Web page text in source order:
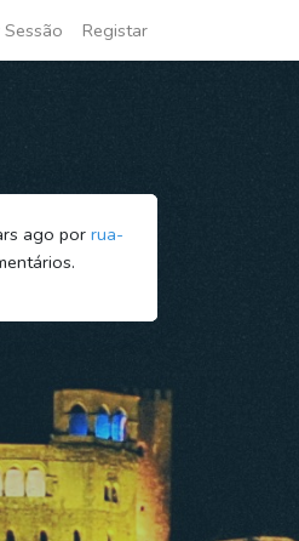
Sessão Registar
ago porrua-